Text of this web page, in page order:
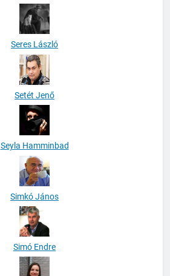
Seres László
Setét Jenő
Seyla Hamminbad
Simkó János
Simó Endre